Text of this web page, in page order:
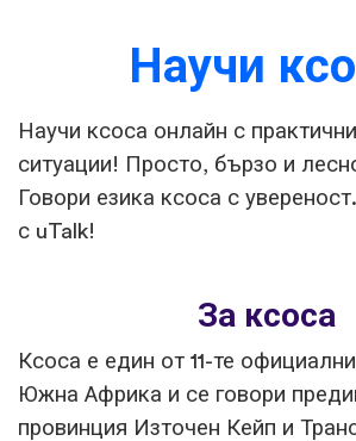
Научи
Научи ксоса онлайн с
ситуации! Просто, бързо и
Говори езика ксоса с
с uTalk!
За ксоса
Ксоса е един от 11-те
Южна Африка и се говори
провинция Източен Кейп и